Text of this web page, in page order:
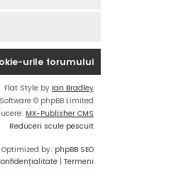
urile forumului
Flat Style by Ian Bradley
© phpBB Limited
MX-Publisher CMS
Reduceri scule pescuit
Optimized by: phpBB SEO
| Termeni